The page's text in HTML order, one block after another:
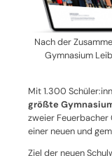
Nach der
Gymnasium
Mit 1.300
größte
zweier Feuerbacher
einer neuen und
Ziel der neuen